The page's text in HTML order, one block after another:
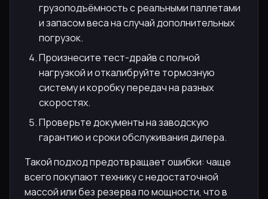
грузоподъёмность с реальными паллетами
и запасом веса на случай дополнительных
погрузок.
Произнесите тест-драйв с полной
нагрузкой и откалибруйте тормозную
систему и коробку передач на разных
скоростях.
Проверьте документы на заводскую
гарантию и сроки обслуживания дилера.
Такой подход предотвращает ошибки: чаще
всего покупают технику с недостаточной
массой или без резерва по мощности, что в